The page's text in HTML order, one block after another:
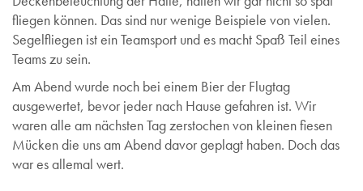
fliegen können. Das sind nur wenige Beispiele von vielen.
Segelfliegen ist ein Teamsport und es macht Spaß Teil eines
Teams zu sein.
Am Abend wurde noch bei einem Bier der Flugtag
ausgewertet, bevor jeder nach Hause gefahren ist. Wir
waren alle am nächsten Tag zerstochen von kleinen fiesen
Mücken die uns am Abend davor geplagt haben. Doch das
war es allemal wert.